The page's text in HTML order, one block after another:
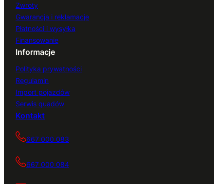
Zwroty
Gwarancja i reklamacje
Płatności i wysyłka
Finansowanie
Informacje
Polityka prywatności
Regulamin
Import pojazdów
Serwis quadów
Kontakt
667 000 083
667 000 084